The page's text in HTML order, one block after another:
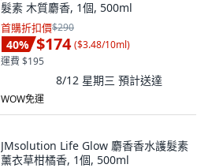
髮素 木質麝香, 1個, 500ml
首購折扣價$290
40% $174 ($3.48/10ml)
運費 $195
8/12 星期三 預計送達
WOW免運
JMsolution Life Glow 麝香香水護髮素
薰衣草柑橘香, 1個, 500ml